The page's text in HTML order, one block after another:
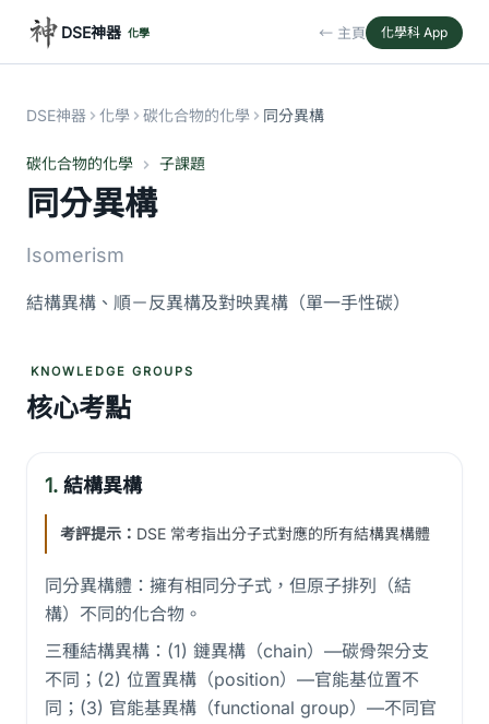
DSE神器 化學 ← 主頁 化學科 App
DSE神器 化學 碳化合物的化學 同分異構
碳化合物的化學 子課題
同分異構
Isomerism
結構異構、順－反異構及對映異構（單一手性碳）
KNOWLEDGE GROUPS
核心考點
1. 結構異構
考評提示： DSE 常考指出分子式對應的所有結構異構體
同分異構體：擁有相同分子式，但原子排列（結
構）不同的化合物。
三種結構異構：(1) 鏈異構（chain）—碳骨架分支
不同；(2) 位置異構（position）—官能基位置不
同；(3) 官能基異構（functional group）—不同官